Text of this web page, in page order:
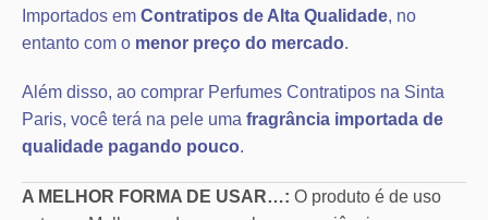
Importados em Contratipos de Alta Qualidade, no
entanto com o menor preço do mercado.
Além disso, ao comprar Perfumes Contratipos na Sinta
Paris, você terá na pele uma fragrância importada de
qualidade pagando pouco.
A MELHOR FORMA DE USAR…: O produto é de uso